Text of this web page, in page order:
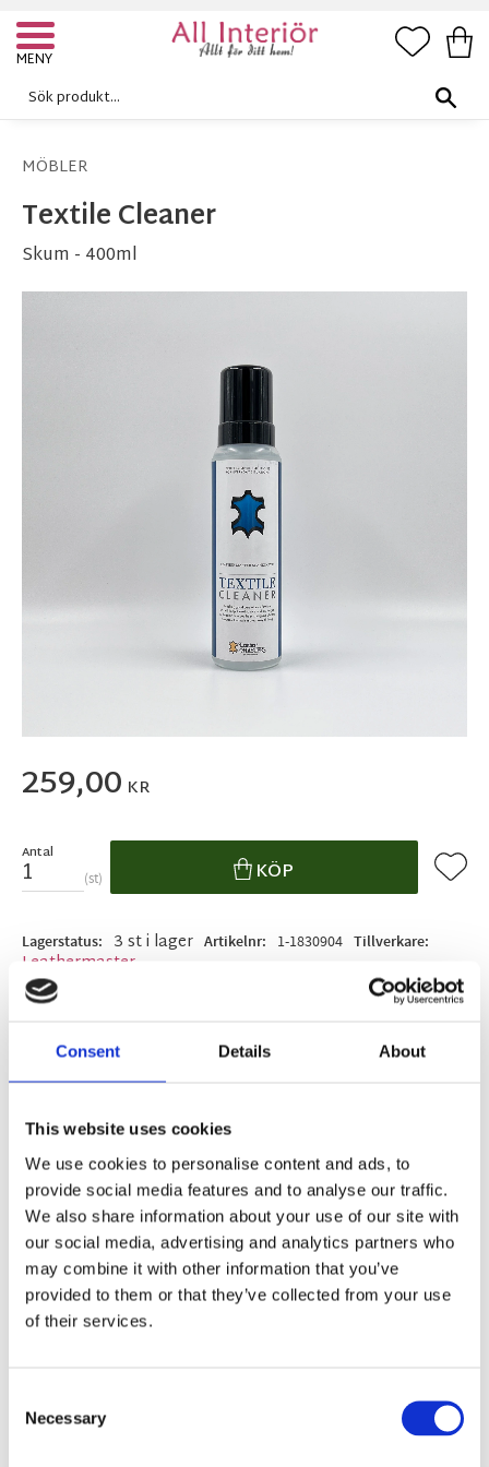
Consent Details About
This website uses cookies
We use cookies to personalise content and ads, to
provide social media features and to analyse our traffic.
We also share information about your use of our site with
our social media, advertising and analytics partners who
may combine it with other information that you’ve
provided to them or that they’ve collected from your use
of their services.
Selection
Necessary
Meny
MÖBLER
Textile Cleaner
Skum - 400ml
259,00 KR
Antal
st KÖP Lägg
Lagerstatus 3 st i lager Artikelnr 1-1830904 Tillverkare
Leathermaster
Enkel betalning med Klarna
BESKRIVNING
Textile Cleaner är en skumtvätt som gör
textilrengöringen enkel och skonsam. Den är
särskilt utformad för att ta bort lätt smuts och
solkighet på de flesta textilier och
rekommenderas för regelbunden användning, ca
förlänga deras livslängd utan att skada tyget.